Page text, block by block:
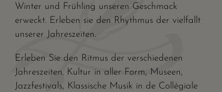
Winter und Frühling unseren Geschmack
erweckt. Erleben sie den Rhythmus der vielfallt
unserer Jahreszeiten.
Erleben Sie den Ritmus der verschiedenen
Jahreszeiten. Kultur in aller Form, Museen,
Jazzfestivals, Klassische Musik in de Collégiale